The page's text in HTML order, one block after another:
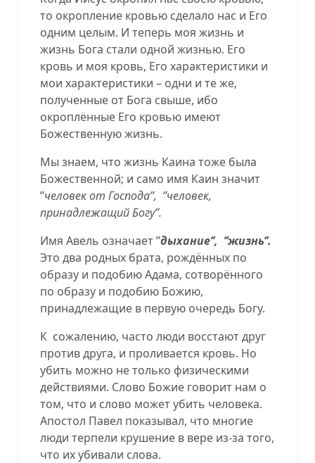
то окропление кровью сделало нас и Его
одним целым. И теперь моя жизнь и
жизнь Бога стали одной жизнью. Его
кровь и моя кровь, Его характеристики и
мои характеристики – одни и те же,
полученные от Бога свыше, ибо
окроплённые Его кровью имеют
Божественную жизнь.
Мы знаем, что жизнь Каина тоже была
Божественной; и само имя Каин значит
’’человек от Господа’’, ’’человек,
принадлежащий Богу’’.
Имя Авель означает ’’дыхание’’, ’’жизнь’’.
Это два родных брата, рождённых по
образу и подобию Адама, сотворённого
по образу и подобию Божию,
принадлежащие в первую очередь Богу.
К сожалению, часто люди восстают друг
против друга, и проливается кровь. Но
убить можно не только физическими
действиями. Слово Божие говорит нам о
том, что и слово может убить человека.
Апостол Павел показывал, что многие
люди терпели крушение в вере из-за того,
что их убивали слова.